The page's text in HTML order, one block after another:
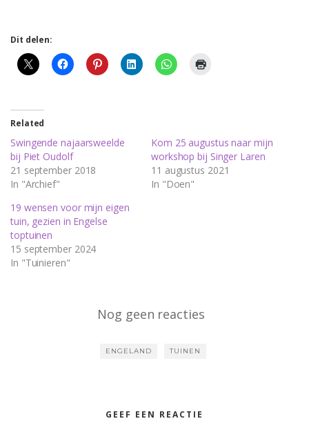
Dit delen:
Related
Swingende najaarsweelde
bij Piet Oudolf
21 september 2018
In "Archief"
Kom 25 augustus naar mijn
workshop bij Singer Laren
11 augustus 2021
In "Doen"
19 wensen voor mijn eigen
tuin, gezien in Engelse
toptuinen
15 september 2024
In "Tuinieren"
Nog geen reacties
ENGELAND TUINEN
GEEF EEN REACTIE